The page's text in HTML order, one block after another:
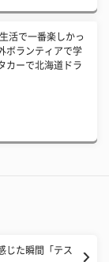
活で一番楽しかっ
ボランティアで学
カーで北海道ドラ
じた瞬間「テス